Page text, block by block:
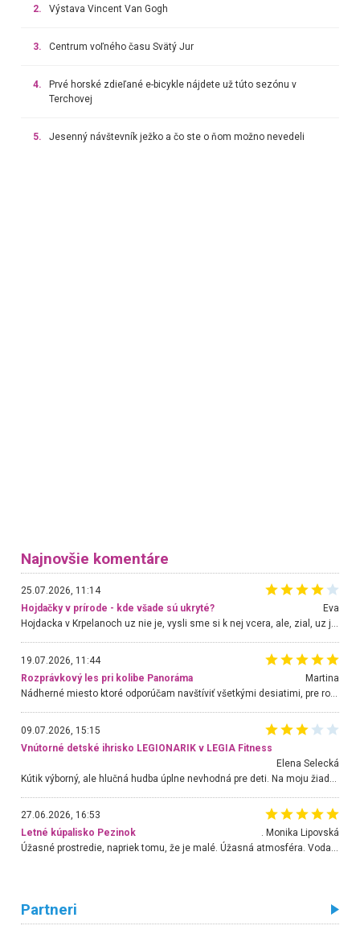
2. Výstava Vincent Van Gogh
3. Centrum voľného času Svätý Jur
4.
Prvé horské zdieľané e-bicykle nájdete už túto sezónu v
Terchovej
5. Jesenný návštevník ježko a čo ste o ňom možno nevedeli
Najnovšie komentáre
25.07.2026, 11:14
Hojdačky v prírode - kde všade sú ukryté?
Eva
Hojdacka v Krpelanoch uz nie je, vysli sme si k nej vcera, ale, zial, uz je znicena. Ak sem planujete cestu len kvoli hojdacke, mozete si ju usetrit. Krasny vyhlad je tu vsak aj bez hojdacky :-)
19.07.2026, 11:44
Rozprávkový les pri kolibe Panoráma
Martina
Nádherné miesto ktoré odporúčam navštíviť všetkými desiatimi, pre rodiny s deťmi, dôchodcom... Proste a jednoducho ozaj rozprávkový les.. určite ešte prídeme. Odniesli sme si na pamiatku krásne tričká,
09.07.2026, 15:15
Vnútorné detské ihrisko LEGIONARIK v LEGIA Fitness
Elena Selecká
27.06.2026, 16:53
Letné kúpalisko Pezinok
. Monika Lipovská
Úžasné prostredie, napriek tomu, že je malé. Úžasná atmosféra. Voda fantastická a nádherná. Ľudí je pomerne veľa, ale su mili a ohľaduplní. Je veľmi zaujímavé sledovať, ako dokážu spolu športovať cudzí ľudia a bez ohľadu na vek. Vládne tu pohoda. Vnuka neviem dostať z vody. Ďakujem za krásny deň . Urcite sa sem vrátim. Jediný problém je s parkovaním, ale aj ten sa mi podarilo vyriešiť. Monika Bratislava
Partneri